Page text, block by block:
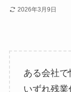
2026年3月9日
ある会社で
いずれ残業